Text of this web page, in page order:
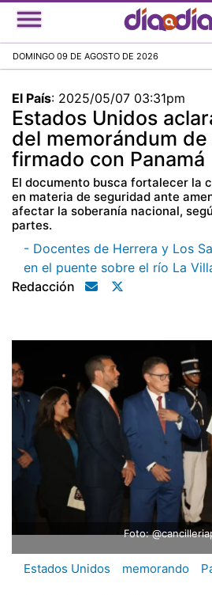
Pasar
al
DOMINGO 09 DE AGOSTO DE 2026
El País: 2025/05/07 03:31pm
Estados Unidos
del memorándum
firmado con Panamá
El documento busca fortalecer la
en materia de seguridad ante
afectar la soberanía nacional,
partes.
- Docentes de Herrera y Los
en el puente sobre el río La
Redacción
Foto:
Estados Unidos memorando